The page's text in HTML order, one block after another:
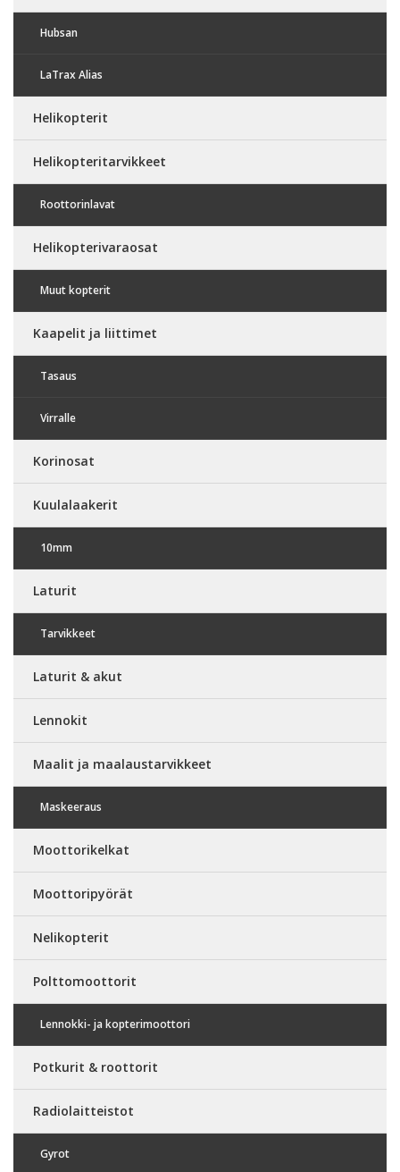
Hubsan
LaTrax Alias
Helikopterit
Helikopteritarvikkeet
Roottorinlavat
Helikopterivaraosat
Muut kopterit
Kaapelit ja liittimet
Tasaus
Virralle
Korinosat
Kuulalaakerit
10mm
Laturit
Tarvikkeet
Laturit & akut
Lennokit
Maalit ja maalaustarvikkeet
Maskeeraus
Moottorikelkat
Moottoripyörät
Nelikopterit
Polttomoottorit
Lennokki- ja kopterimoottori
Potkurit & roottorit
Radiolaitteistot
Gyrot